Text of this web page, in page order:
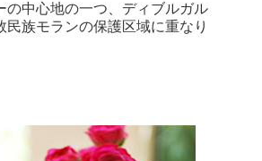
の中心地の一つ、ディブルガル
民族モランの保護区域に重なり